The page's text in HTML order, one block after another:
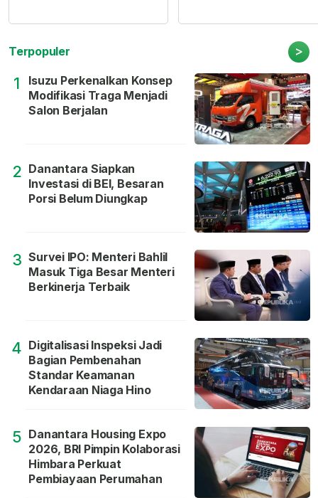
Terpopuler >
1
Isuzu Perkenalkan Konsep
Modifikasi Traga Menjadi
Salon Berjalan
2 Danantara Siapkan
Investasi di BEI, Besaran
Porsi Belum Diungkap
3 Survei IPO: Menteri Bahlil
Masuk Tiga Besar Menteri
Berkinerja Terbaik
4 Digitalisasi Inspeksi Jadi
Bagian Pembenahan
Standar Keamanan
Kendaraan Niaga Hino
5 Danantara Housing Expo
2026, BRI Pimpin Kolaborasi
Himbara Perkuat
Pembiayaan Perumahan